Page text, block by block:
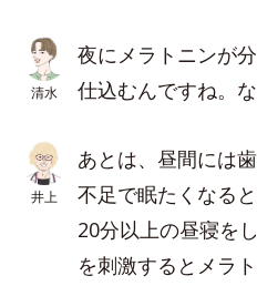
清水
夜にメラトニンが
仕込むんですね。な
井上
あとは、昼間には
不足で眠たくなる
20分以上の昼寝を
を刺激するとメラ